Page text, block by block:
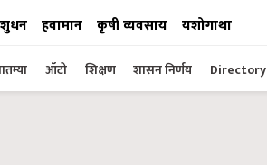
हवामान कृषी व्यवसाय यशोगाथा
ऑटो शिक्षण शासन निर्णय Directory